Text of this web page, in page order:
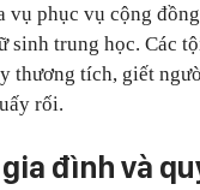
vụ phục vụ cộng
sinh trung học. Các
thương tích, giết
rối.
đình và